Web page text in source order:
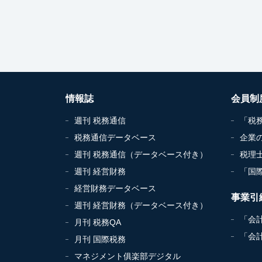
情報誌
週刊 税務通信
税務通信データベース
週刊 税務通信（データベース付き）
週刊 経営財務
経営財務データベース
週刊 経営財務（データベース付き）
月刊 税務QA
月刊 国際税務
マネジメント俱楽部デジタル
会員制
「税
企業
税理
「国
事業引
「会
「会